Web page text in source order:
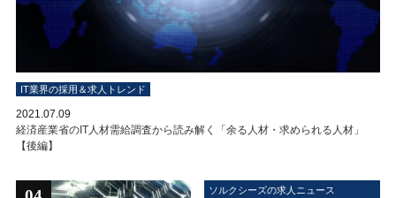
IT業界の採用＆求人トレンド
2021.07.09
経済産業省のIT人材需給調査から読み解く「余る人材・求められる人材」
【後編】
ソルクシーズの求人ニュース